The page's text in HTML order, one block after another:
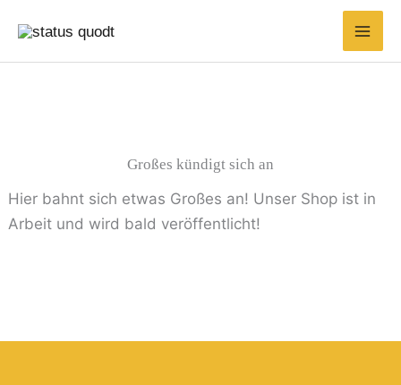
Inhalt
springen
Großes kündigt sich an
Hier bahnt sich etwas Großes an! Unser Shop ist in
Arbeit und wird bald veröffentlicht!
nach:
Preis